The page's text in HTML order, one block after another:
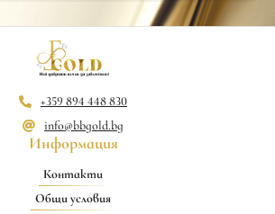
+359 894 448 830
info@bbgold.bg
Информация
Контакти
Общи условия